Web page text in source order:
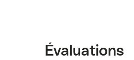
Évaluations